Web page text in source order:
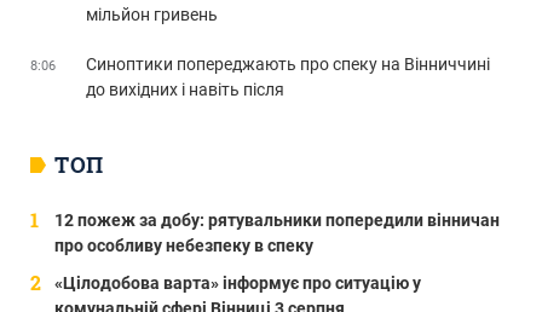
ТОП
12 пожеж за добу: рятувальники попередили вінничан
про особливу небезпеку в спеку
«Цілодобова варта» інформує про ситуацію у
комунальній сфері Вінниці 3 серпня
мільйон гривень
8:06
Синоптики попереджають про спеку на Вінниччині
до вихідних і навіть після